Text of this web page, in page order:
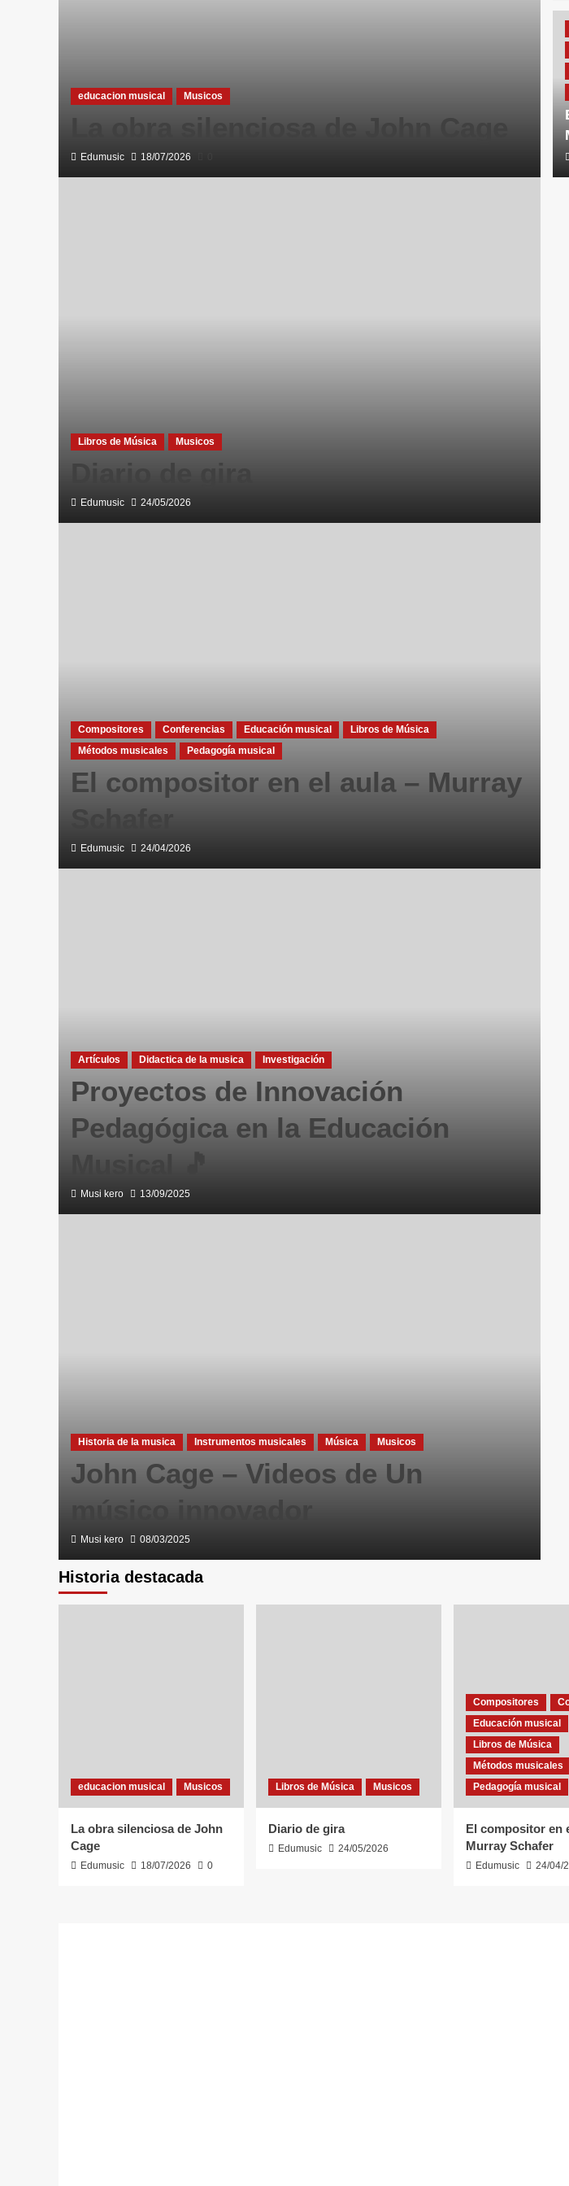
educacion musical Musicos
Edumusic 18/07/2026
Libros de Música Musicos
Edumusic 24/05/2026
Compositores Conferencias Educación musical
Libros de Música
Métodos musicales
Pedagogía musical
El compositor en el aula – Murray
Edumusic 24/04/2026
Artículos Didactica de la musica Investigación
Proyectos de Innovación
Pedagógica en la Educación
Musi kero 13/09/2025
Historia de la musica Instrumentos musicales Música Musicos
John Cage – Videos de Un
Musi kero 08/03/2025
Historia destacada
educacion musical Musicos
La obra silenciosa de John
Cage
Edumusic 18/07/2026 0
Libros de Música Musicos
Diario de gira
Edumusic 24/05/2026
Compositores
Educación musical
Libros de Música
Métodos musicales
Pedagogía musical
El compositor en
Murray Schafer
Edumusic 24/04/